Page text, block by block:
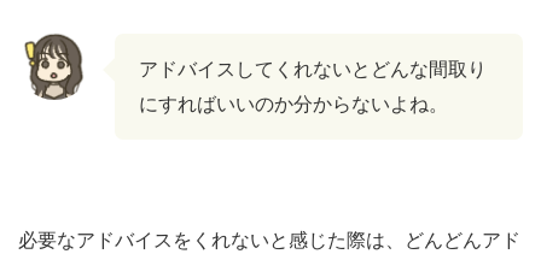
アドバイスしてくれないとどんな間取り
にすればいいのか分からないよね。
必要なアドバイスをくれないと感じた際は、どんどんアド